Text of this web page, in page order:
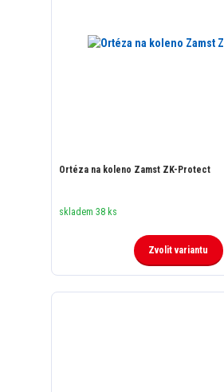
Ortéza na koleno Zamst ZK-Protect
skladem 38 ks
Zvolit variantu